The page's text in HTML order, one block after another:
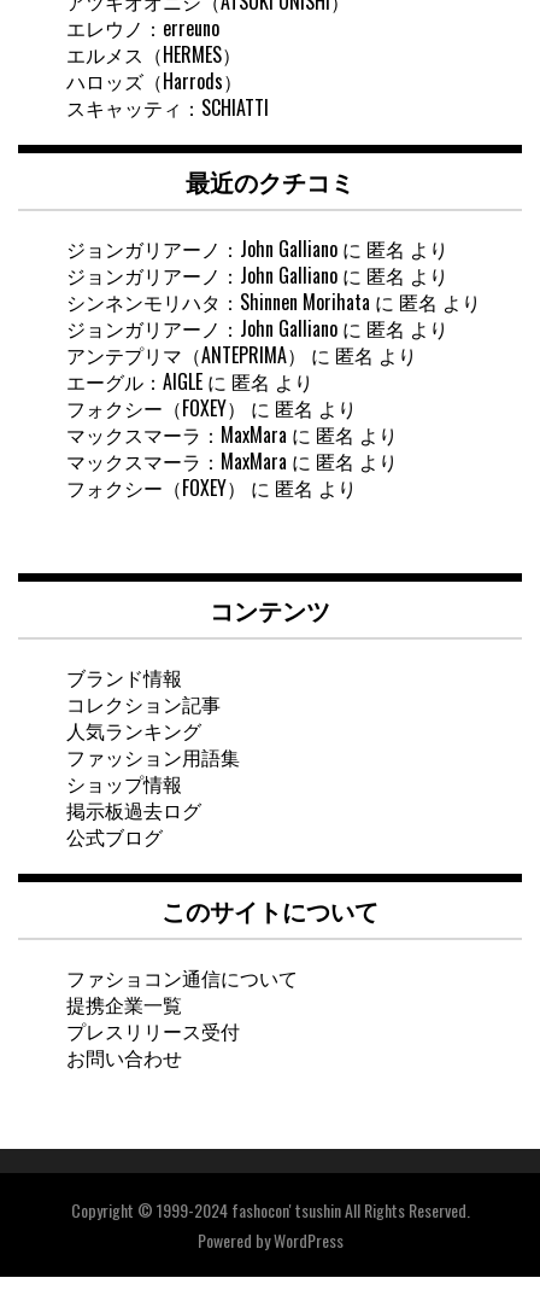
エレウノ：erreuno
エルメス（HERMES）
ハロッズ（Harrods）
スキャッティ：SCHIATTI
最近のクチコミ
ジョンガリアーノ：John Galliano に 匿名 より
ジョンガリアーノ：John Galliano に 匿名 より
シンネンモリハタ：Shinnen Morihata に 匿名 より
ジョンガリアーノ：John Galliano に 匿名 より
アンテプリマ（ANTEPRIMA）
に 匿名 より
エーグル：AIGLE に 匿名 より
フォクシー（FOXEY）
に 匿名 より
マックスマーラ：MaxMara に 匿名 より
マックスマーラ：MaxMara に 匿名 より
フォクシー（FOXEY）
に 匿名 より
コンテンツ
ブランド情報
コレクション記事
人気ランキング
ファッション用語集
ショップ情報
掲示板過去ログ
公式ブログ
このサイトについて
ファショコン通信について
提携企業一覧
プレスリリース受付
お問い合わせ
Copyright © 1999-2024 fashocon' tsushin All Rights Reserved.
Powered byWordPress